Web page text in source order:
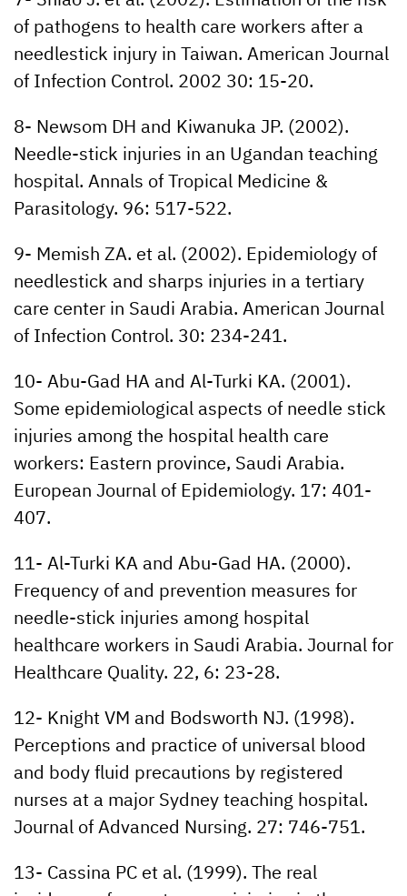
of pathogens to health care workers after a
needlestick injury in Taiwan. American Journal
of Infection Control. 2002 30: 15-20.
8- Newsom DH and Kiwanuka JP. (2002).
Needle-stick injuries in an Ugandan teaching
hospital. Annals of Tropical Medicine &
Parasitology. 96: 517-522.
9- Memish ZA. et al. (2002). Epidemiology of
needlestick and sharps injuries in a tertiary
care center in Saudi Arabia. American Journal
of Infection Control. 30: 234-241.
10- Abu-Gad HA and Al-Turki KA. (2001).
Some epidemiological aspects of needle stick
injuries among the hospital health care
workers: Eastern province, Saudi Arabia.
European Journal of Epidemiology. 17: 401-
407.
11- Al-Turki KA and Abu-Gad HA. (2000).
Frequency of and prevention measures for
needle-stick injuries among hospital
healthcare workers in Saudi Arabia. Journal for
Healthcare Quality. 22, 6: 23-28.
12- Knight VM and Bodsworth NJ. (1998).
Perceptions and practice of universal blood
and body fluid precautions by registered
nurses at a major Sydney teaching hospital.
Journal of Advanced Nursing. 27: 746-751.
13- Cassina PC et al. (1999). The real